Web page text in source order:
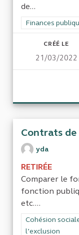
de...
Filtrer les
Finances
CRÉÉ LE
21/03/2022
Contrats
yda
RETIRÉE
Comparer le
fonction
etc....
Filtrer les
Cohésion
l’exclusion